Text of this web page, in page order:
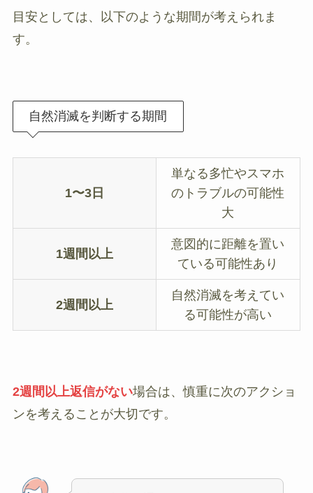
目安としては、以下のような期間が考えられま
す。
自然消滅を判断する期間
1〜3日
単なる多忙やスマホ
のトラブルの可能性
大
1週間以上
意図的に距離を置い
ている可能性あり
2週間以上
自然消滅を考えてい
る可能性が高い
2週間以上返信がない場合は、慎重に次のアクショ
ンを考えることが大切です。